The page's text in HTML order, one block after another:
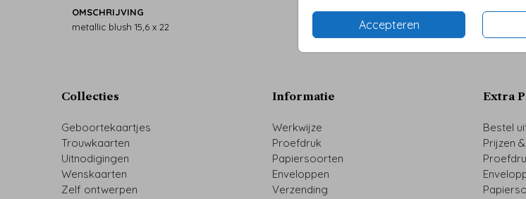
Accepteren
OMSCHRIJVING
metallic blush 15,6 x 22
Collecties
Geboortekaartjes
Trouwkaarten
Uitnodigingen
Wenskaarten
Zelf ontwerpen
Informatie
Werkwijze
Proefdruk
Papiersoorten
Enveloppen
Verzending
Extra
Bestel
Prijzen